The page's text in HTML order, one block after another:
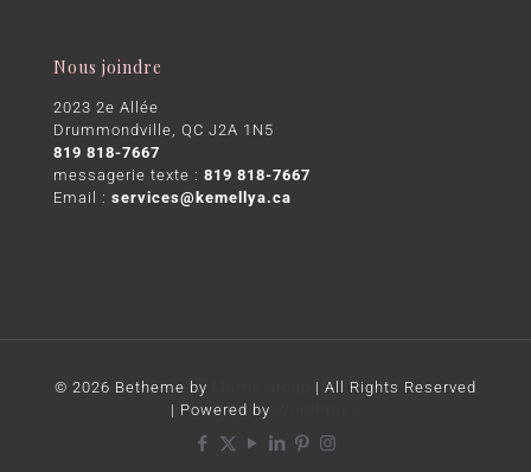
Nous joindre
2023 2e Allée
Drummondville, QC J2A 1N5
819 818-7667
messagerie texte : 819 818-7667
Email : services@kemellya.ca
© 2026 Betheme by
| All Rights Reserved
| Powered by